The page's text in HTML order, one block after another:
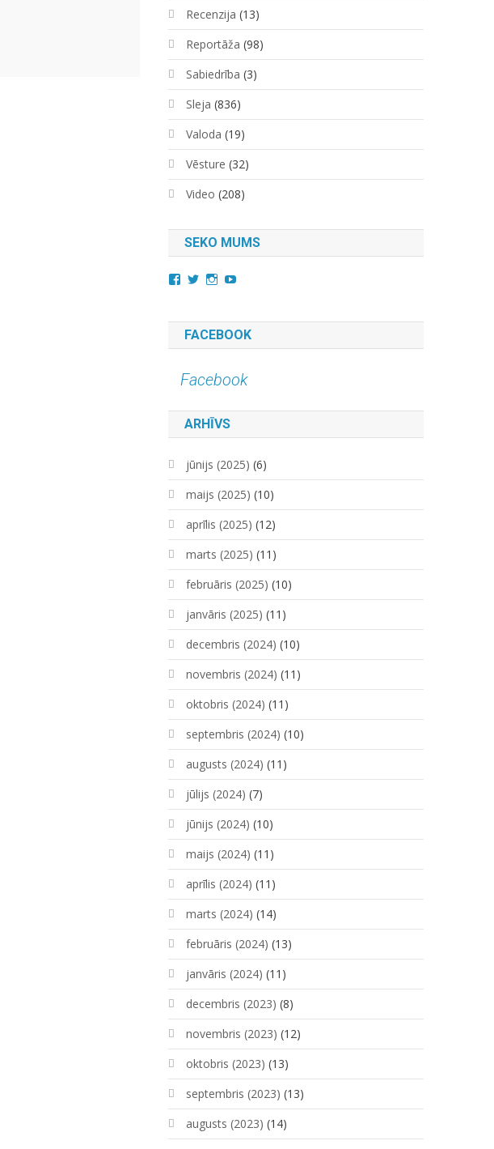
Recenzija (13)
Reportāža (98)
Sabiedrība (3)
Sleja (836)
Valoda (19)
Vēsture (32)
Video (208)
SEKO MUMS
View
Facebook
View
Twitter
View
Instagram
FACEBOOK
Facebook
ARHĪVS
jūnijs (2025) (6)
maijs (2025) (10)
aprīlis (2025) (12)
marts (2025) (11)
februāris (2025) (10)
janvāris (2025) (11)
decembris (2024) (10)
novembris (2024) (11)
oktobris (2024) (11)
septembris (2024) (10)
augusts (2024) (11)
jūlijs (2024) (7)
jūnijs (2024) (10)
maijs (2024) (11)
aprīlis (2024) (11)
marts (2024) (14)
februāris (2024) (13)
janvāris (2024) (11)
decembris (2023) (8)
novembris (2023) (12)
oktobris (2023) (13)
septembris (2023) (13)
augusts (2023) (14)